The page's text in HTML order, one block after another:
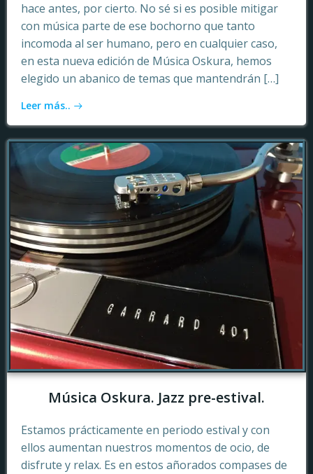
hace antes, por cierto. No sé si es posible mitigar
con música parte de ese bochorno que tanto
incomoda al ser humano, pero en cualquier caso,
en esta nueva edición de Música Oskura, hemos
elegido un abanico de temas que mantendrán […]
Leer más..
Música Oskura. Jazz pre-estival.
Estamos prácticamente en periodo estival y con
ellos aumentan nuestros momentos de ocio, de
disfrute y relax. Es en estos añorados compases de